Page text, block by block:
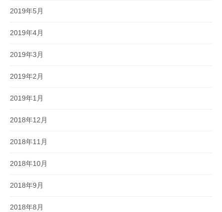
2019年5月
2019年4月
2019年3月
2019年2月
2019年1月
2018年12月
2018年11月
2018年10月
2018年9月
2018年8月